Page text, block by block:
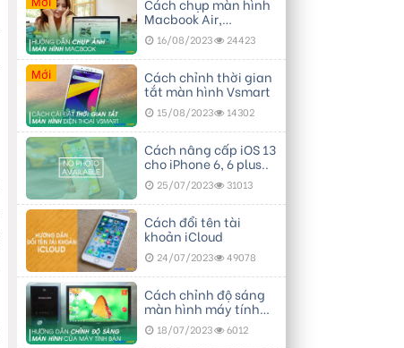
Cách chụp màn hình
Macbook Air,
Macbook Pro…
16/08/2023 24423
Mới Cách chỉnh thời gian
tắt màn hình Vsmart
15/08/2023 14302
Cách nâng cấp iOS 13
cho iPhone 6, 6 plus..
25/07/2023 31013
Cách đổi tên tài
khoản iCloud
24/07/2023 49078
Cách chỉnh độ sáng
màn hình máy tính
bàn18/07/2023 6012